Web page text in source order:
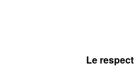
du refus du dépôt de
donner votre accord en
Le